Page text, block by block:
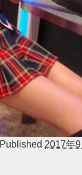
Published 2017年9